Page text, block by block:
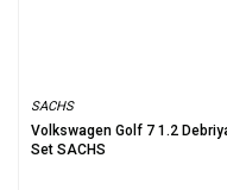
SACHS
Volkswagen Golf 7 1.2
Set SACHS